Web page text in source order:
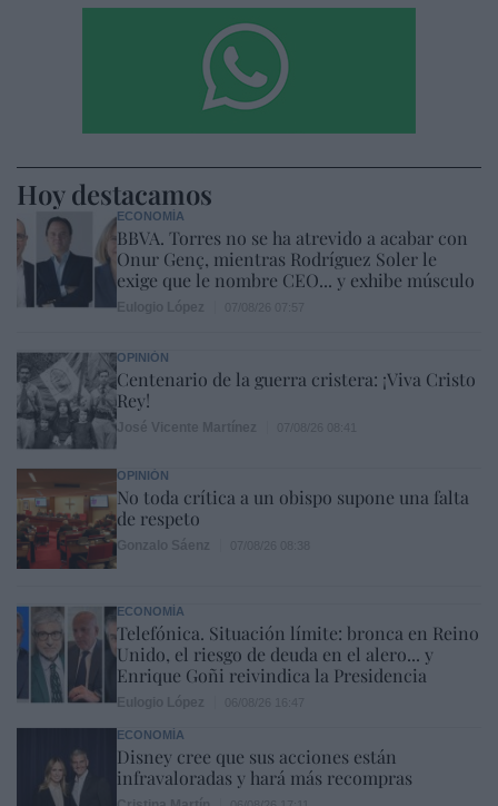
Hoy destacamos
ECONOMÍA
BBVA. Torres no se ha atrevido a acabar con
Onur Genç, mientras Rodríguez Soler le
exige que le nombre CEO... y exhibe músculo
OPINIÓN
Centenario de la guerra cristera: ¡Viva Cristo
Rey!
OPINIÓN
No toda crítica a un obispo supone una falta
de respeto
ECONOMÍA
Telefónica. Situación límite: bronca en Reino
Unido, el riesgo de deuda en el alero... y
Enrique Goñi reivindica la Presidencia
ECONOMÍA
Disney cree que sus acciones están
infravaloradas y hará más recompras